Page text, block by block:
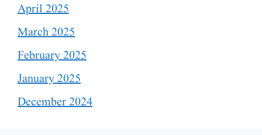
April 2025
March 2025
February 2025
January 2025
December 2024